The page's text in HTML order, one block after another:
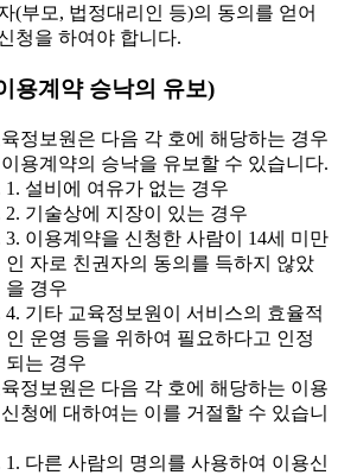
(부모, 법정대리인 등)의 동의를 얻어
청을 하여야 합니다.
용계약 승낙의 유보)
정보원은 다음 각 호에 해당하는 경우
용계약의 승낙을 유보할 수 있습니다.
1. 설비에 여유가 없는 경우
2. 기술상에 지장이 있는 경우
3. 이용계약을 신청한 사람이 14세 미만
인 자로 친권자의 동의를 득하지 않았
을 경우
4. 기타 교육정보원이 서비스의 효율적
인 운영 등을 위하여 필요하다고 인정
되는 경우
정보원은 다음 각 호에 해당하는 이용
청에 대하여는 이를 거절할 수 있습니
1. 다른 사람의 명의를 사용하여 이용신